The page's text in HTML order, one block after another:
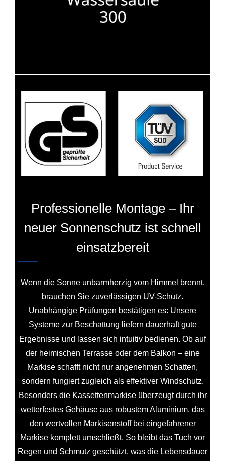
Professionelle Montage – Ihr
neuer Sonnenschutz ist schnell
einsatzbereit
Wenn die Sonne unbarmherzig vom Himmel brennt,
brauchen Sie zuverlässigen UV-Schutz.
Unabhängige Prüfungen bestätigen es: Unsere
Systeme zur Beschattung liefern dauerhaft gute
Ergebnisse und lassen sich intuitiv bedienen. Ob auf
der heimischen Terrasse oder dem Balkon – eine
Markise schafft nicht nur angenehmen Schatten,
sondern fungiert zugleich als effektiver Windschutz.
Besonders die Kassettenmarkise überzeugt durch ihr
wetterfestes Gehäuse aus robustem Aluminium, das
den wertvollen Markisenstoff bei eingefahrener
Markise komplett umschließt. So bleibt das Tuch vor
Regen und Schmutz geschützt, was die Lebensdauer